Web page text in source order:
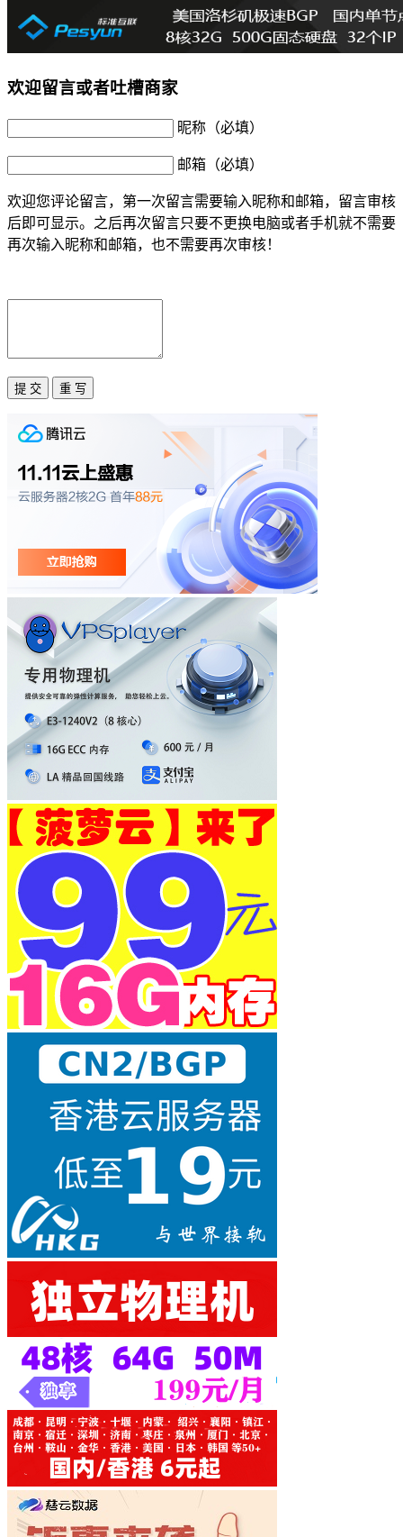
欢迎留言或者吐槽商家
昵称（必填）
邮箱（必填）
欢迎您评论留言，第一次留言需要输入昵称和邮箱，留言审核
后即可显示。之后再次留言只要不更换电脑或者手机就不需要
再次输入昵称和邮箱，也不需要再次审核！